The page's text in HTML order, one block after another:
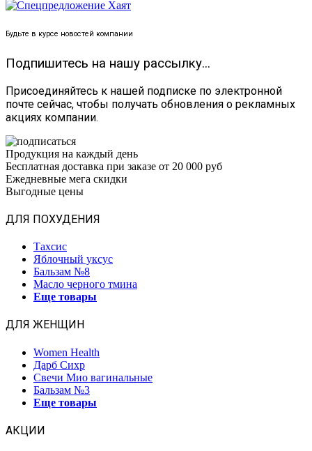
Будьте в курсе новостей компании
Подпишитесь на нашу рассылку...
Присоединяйтесь к нашей подписке по электронной
почте сейчас, чтобы получать обновления о рекламных
акциях компании.
Продукция на каждый день
Бесплатная доставка при заказе от 20 000 руб
Ежедневные мега скидки
Выгодные цены
ДЛЯ ПОХУДЕНИЯ
Тахсис
Яблочный уксус
Бальзам №8
Масло черного тмина
Еще товары
ДЛЯ ЖЕНЩИН
Women Health
Дарб Сихр
Свечи Мио вагинальные
Бальзам №3
Еще товары
АКЦИИ